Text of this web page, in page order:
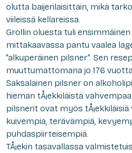
olutta baijerilaisittain, mikä
viileissä kellareissa.
Grollin oluesta tuli
mittakaavassa pantu vaalea
”alkuperäinen pilsner”. Sen
muuttumattomana jo 176
Saksalainen pilsner on
hieman tÅ¡ekkiläistä
pilsnerit ovat myös
kuivempia, terävämpiä,
puhdaspiirteisempiä.
TÅ¡ekin tasavallassa